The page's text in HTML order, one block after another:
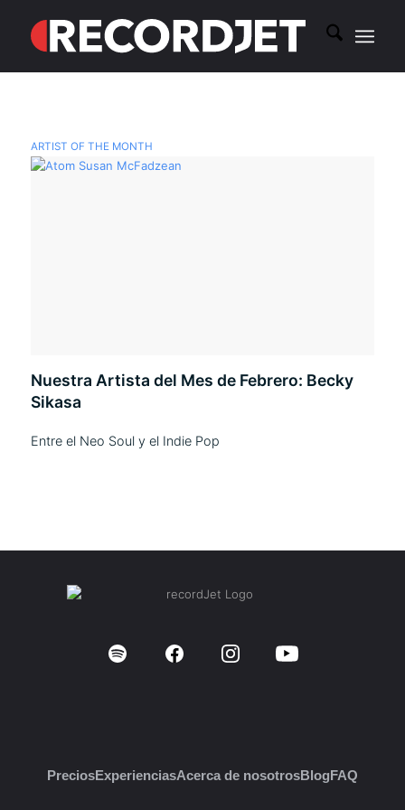
ARTIST OF THE MONTH
Nuestra Artista del Mes de Febrero: Becky
Sikasa
Entre el Neo Soul y el Indie Pop
PreciosExperienciasAcerca de nosotrosBlogFAQ